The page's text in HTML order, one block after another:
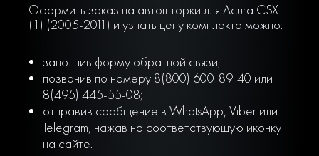
Оформить заказ на автошторки для Acura CSX
(1) (2005-2011) и узнать цену комплекта можно:
заполнив форму обратной связи;
позвонив по номеру 8(800) 600-89-40 или
8(495) 445-55-08;
отправив сообщение в WhatsApp, Viber или
Telegram, нажав на соответствующую иконку
на сайте.